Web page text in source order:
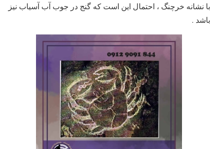
با نشانه خرچنگ ، احتمال این است که گنج در جوب آب آسیاب نیز
باشد .